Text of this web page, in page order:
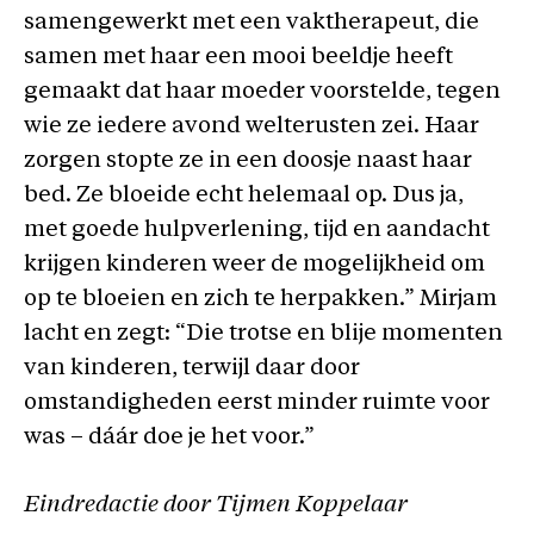
samengewerkt met een vaktherapeut, die
samen met haar een mooi beeldje heeft
gemaakt dat haar moeder voorstelde, tegen
wie ze iedere avond welterusten zei. Haar
zorgen stopte ze in een doosje naast haar
bed. Ze bloeide echt helemaal op. Dus ja,
met goede hulpverlening, tijd en aandacht
krijgen kinderen weer de mogelijkheid om
op te bloeien en zich te herpakken.” Mirjam
lacht en zegt: “Die trotse en blije momenten
van kinderen, terwijl daar door
omstandigheden eerst minder ruimte voor
was – dáár doe je het voor.”
Eindredactie door Tijmen Koppelaar